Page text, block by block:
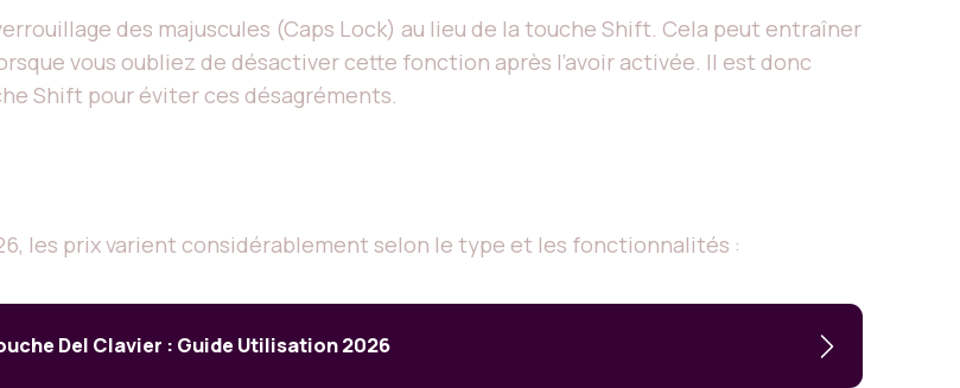
des majuscules (Caps Lock) au lieu de la touche Shift. Cela peut entraîner
vous oubliez de désactiver cette fonction après l’avoir activée. Il est donc
Shift pour éviter ces désagréments.
les prix varient considérablement selon le type et les fonctionnalités :
Del Clavier : Guide Utilisation 2026